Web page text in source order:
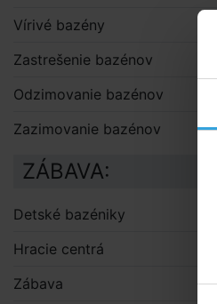
Vírivé bazény
Zastrešenie bazénov
Odzimovanie bazénov
Zazimovanie bazénov
ZÁBAVA:
Detské bazéniky
Hracie centrá
Zábava